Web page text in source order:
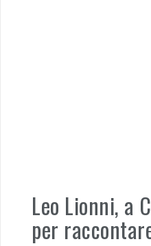
Leo Lionni, a
per